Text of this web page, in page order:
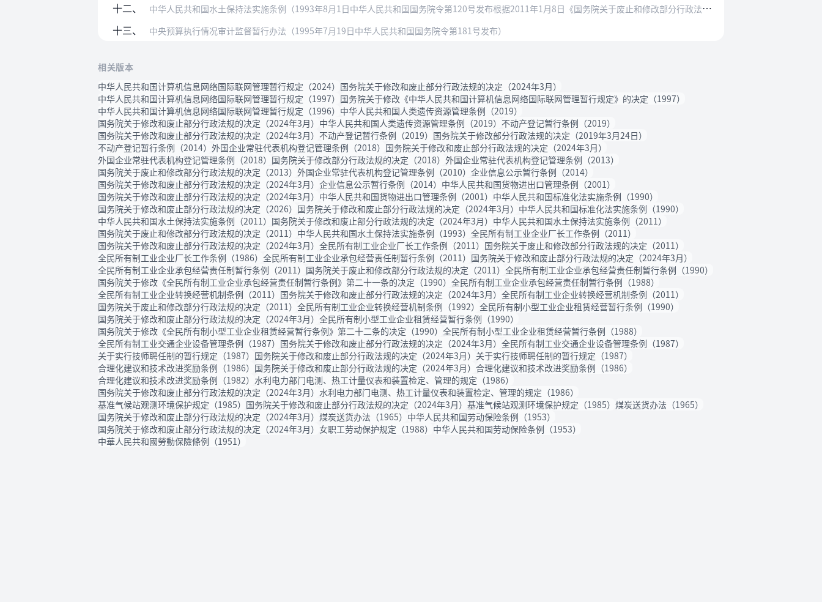
十二、 中华人民共和国水土保持法实施条例（1993年8月1日中华人民共和国国务院令第120号发布根据2011年1月8日《国务院关于废止和修改部分行政法规的决定》修订）
十三、 中央预算执行情况审计监督暂行办法（1995年7月19日中华人民共和国国务院令第181号发布）
相关版本
中华人民共和国计算机信息网络国际联网管理暂行规定（2024） 国务院关于修改和废止部分行政法规的决定（2024年3月）
中华人民共和国计算机信息网络国际联网管理暂行规定（1997） 国务院关于修改《中华人民共和国计算机信息网络国际联网管理暂行规定》的决定（1997）
中华人民共和国计算机信息网络国际联网管理暂行规定（1996） 中华人民共和国人类遗传资源管理条例（2019）
国务院关于修改和废止部分行政法规的决定（2024年3月） 中华人民共和国人类遗传资源管理条例（2019） 不动产登记暂行条例（2019）
国务院关于修改和废止部分行政法规的决定（2024年3月） 不动产登记暂行条例（2019） 国务院关于修改部分行政法规的决定（2019年3月24日）
不动产登记暂行条例（2014） 外国企业常驻代表机构登记管理条例（2018） 国务院关于修改和废止部分行政法规的决定（2024年3月）
外国企业常驻代表机构登记管理条例（2018） 国务院关于修改部分行政法规的决定（2018） 外国企业常驻代表机构登记管理条例（2013）
国务院关于废止和修改部分行政法规的决定（2013） 外国企业常驻代表机构登记管理条例（2010） 企业信息公示暂行条例（2014）
国务院关于修改和废止部分行政法规的决定（2024年3月） 企业信息公示暂行条例（2014） 中华人民共和国货物进出口管理条例（2001）
国务院关于修改和废止部分行政法规的决定（2024年3月） 中华人民共和国货物进出口管理条例（2001） 中华人民共和国标准化法实施条例（1990）
国务院关于修改和废止部分行政法规的决定（2026） 国务院关于修改和废止部分行政法规的决定（2024年3月） 中华人民共和国标准化法实施条例（1990）
中华人民共和国水土保持法实施条例（2011） 国务院关于修改和废止部分行政法规的决定（2024年3月） 中华人民共和国水土保持法实施条例（2011）
国务院关于废止和修改部分行政法规的决定（2011） 中华人民共和国水土保持法实施条例（1993） 全民所有制工业企业厂长工作条例（2011）
国务院关于修改和废止部分行政法规的决定（2024年3月） 全民所有制工业企业厂长工作条例（2011） 国务院关于废止和修改部分行政法规的决定（2011）
全民所有制工业企业厂长工作条例（1986） 全民所有制工业企业承包经营责任制暂行条例（2011） 国务院关于修改和废止部分行政法规的决定（2024年3月）
全民所有制工业企业承包经营责任制暂行条例（2011） 国务院关于废止和修改部分行政法规的决定（2011） 全民所有制工业企业承包经营责任制暂行条例（1990）
国务院关于修改《全民所有制工业企业承包经营责任制暂行条例》第二十一条的决定（1990） 全民所有制工业企业承包经营责任制暂行条例（1988）
全民所有制工业企业转换经营机制条例（2011） 国务院关于修改和废止部分行政法规的决定（2024年3月） 全民所有制工业企业转换经营机制条例（2011）
国务院关于废止和修改部分行政法规的决定（2011） 全民所有制工业企业转换经营机制条例（1992） 全民所有制小型工业企业租赁经营暂行条例（1990）
国务院关于修改和废止部分行政法规的决定（2024年3月） 全民所有制小型工业企业租赁经营暂行条例（1990）
国务院关于修改《全民所有制小型工业企业租赁经营暂行条例》第二十二条的决定（1990） 全民所有制小型工业企业租赁经营暂行条例（1988）
全民所有制工业交通企业设备管理条例（1987） 国务院关于修改和废止部分行政法规的决定（2024年3月） 全民所有制工业交通企业设备管理条例（1987）
关于实行技师聘任制的暂行规定（1987） 国务院关于修改和废止部分行政法规的决定（2024年3月） 关于实行技师聘任制的暂行规定（1987）
合理化建议和技术改进奖励条例（1986） 国务院关于修改和废止部分行政法规的决定（2024年3月） 合理化建议和技术改进奖励条例（1986）
合理化建议和技术改进奖励条例（1982） 水利电力部门电测、热工计量仪表和装置检定、管理的规定（1986）
国务院关于修改和废止部分行政法规的决定（2024年3月） 水利电力部门电测、热工计量仪表和装置检定、管理的规定（1986）
基准气候站观测环境保护规定（1985） 国务院关于修改和废止部分行政法规的决定（2024年3月） 基准气候站观测环境保护规定（1985） 煤炭送货办法（1965）
国务院关于修改和废止部分行政法规的决定（2024年3月） 煤炭送货办法（1965） 中华人民共和国劳动保险条例（1953）
国务院关于修改和废止部分行政法规的决定（2024年3月） 女职工劳动保护规定（1988） 中华人民共和国劳动保险条例（1953）
中華人民共和國勞動保險條例（1951）